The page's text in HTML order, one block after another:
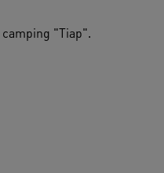
"Tiap".